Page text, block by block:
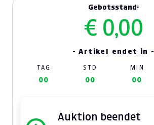
Gebotsstand:
€ 0,00
- Artikel endet in -
TAG STD MIN
00 00 00
Auktion beendet